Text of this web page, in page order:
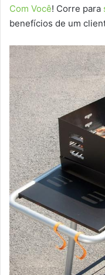
Com Você! Corre para
benefícios de um